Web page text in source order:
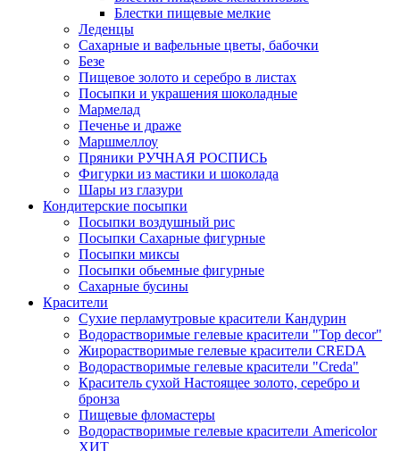
Блестки пищевые мелкие
Леденцы
Сахарные и вафельные цветы, бабочки
Безе
Пищевое золото и серебро в листах
Посыпки и украшения шоколадные
Мармелад
Печенье и драже
Маршмеллоу
Пряники РУЧНАЯ РОСПИСЬ
Фигурки из мастики и шоколада
Шары из глазури
Кондитерские посыпки
Посыпки воздушный рис
Посыпки Сахарные фигурные
Посыпки миксы
Посыпки обьемные фигурные
Сахарные бусины
Красители
Сухие перламутровые красители Кандурин
Водорастворимые гелевые красители "Top decor"
Жирорастворимые гелевые красители CREDA
Водорастворимые гелевые красители "Creda"
Краситель сухой Настоящее золото, серебро и
бронза
Пищевые фломастеры
Водорастворимые гелевые красители Americolor
ХИТ